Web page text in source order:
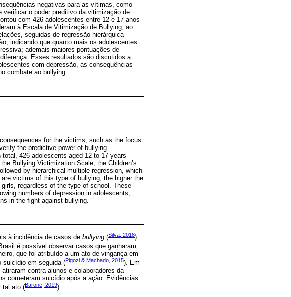
negativas para as vítimas, como
o poder preditivo da vitimização de
com 426 adolescentes entre 12 e 17 anos
à Escala de Vitimização de Bullying, ao
seguidas de regressão hierárquica
indicando que quanto mais os adolescentes
ademais maiores pontuações de
Esses resultados são discutidos a
com depressão, as consequências
combate ao bullying.
for the victims, such as the focus
the predictive power of bullying
426 adolescents aged 12 to 17 years
Bullying Victimization Scale, the Children’s
by hierarchical multiple regression, which
victims of this type of bullying, the higher the
regardless of the type of school. These
numbers of depression in adolescents,
in the fight against bullying.
à incidência de casos de bullying (Silva, 2018).
é possível observar casos que ganharam
que foi atribuído a um ato de vingança em
suicídio em seguida (Pigozi & Machado, 2015). Em
contra alunos e colaboradores da
cometeram suicídio após a ação. Evidências
tal ato (Barone, 2019).